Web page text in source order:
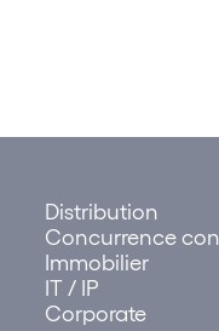
Distribution
Concurrence
Immobilier
IT / IP
Corporate